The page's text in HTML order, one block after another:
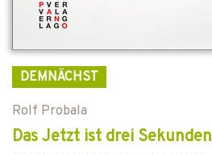
DEMNÄCHST
Rolf Probala
Das Jetzt ist drei Sekunden